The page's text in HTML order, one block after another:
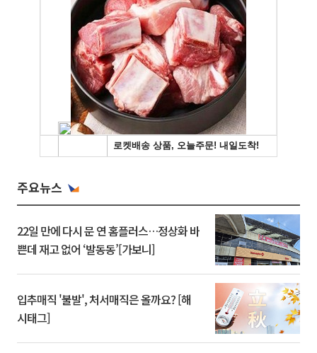
주요뉴스
22일 만에 다시 문 연 홈플러스…정상화 바
쁜데 재고 없어 ‘발동동’[가보니]
입추매직 '불발', 처서매직은 올까요? [해
시태그]